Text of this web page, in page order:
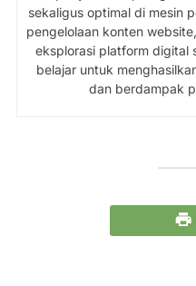
sekaligus optimal di mesin
pengelolaan konten
eksplorasi platform digital
belajar untuk
dan berdampak